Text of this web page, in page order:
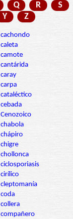
Q R
S
Y Z
cachondo
caleta
camote
cantárida
caray
carpa
cataléctico
cebada
Cenozoico
chabola
chápiro
chigre
chollonca
ciclosporiasis
cirílico
cleptomanía
coda
collera
compañero